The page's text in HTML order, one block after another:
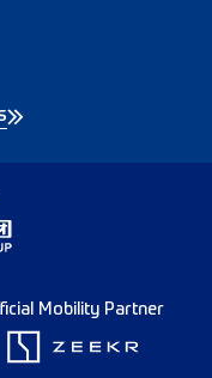
Mobility Partner